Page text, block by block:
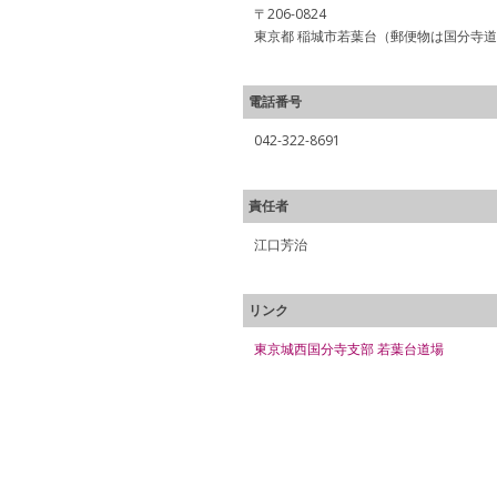
〒206-0824
東京都 稲城市若葉台（郵便物は国分寺
電話番号
042-322-8691
責任者
江口芳治
リンク
東京城西国分寺支部 若葉台道場